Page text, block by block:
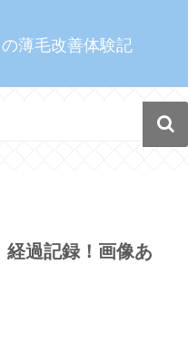
薄毛改善体験記
過記録！画像あ